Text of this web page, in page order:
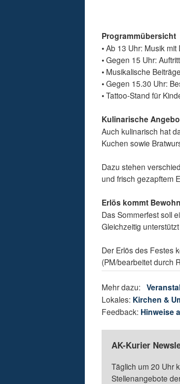
Programmübersicht
• Ab 13 Uhr: Musik mit
• Gegen 15 Uhr:
• Musikalische
• Gegen 15.30 Uhr:
• Tattoo-Stand für
Kulinarische
Auch kulinarisch hat
Kuchen sowie
Dazu stehen
und frisch gezapftem
Erlös kommt
Das Sommerfest soll
Gleichzeitig
Der Erlös des Festes
(PM/bearbeitet durch
Mehr dazu:
Lokales: Kirchen &
Feedback: Hinweise
AK-Kurier
Täglich um 20 Uhr
Stellenangebote